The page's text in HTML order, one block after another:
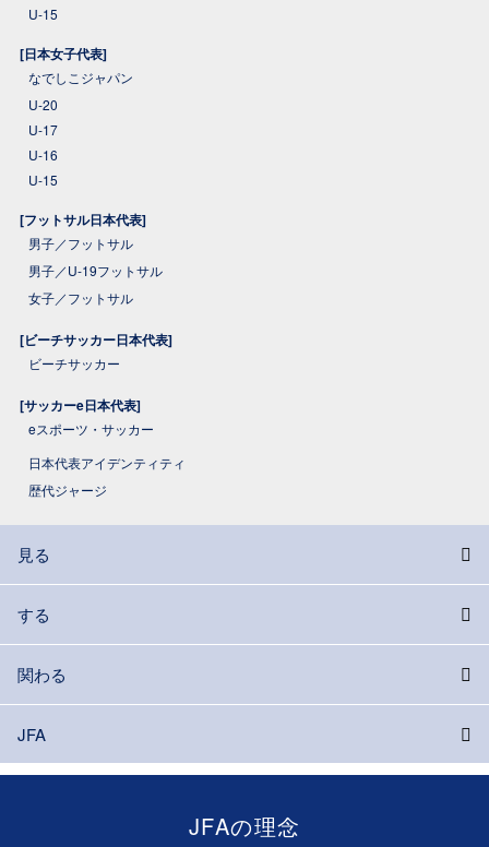
U-15
[日本女子代表]
なでしこジャパン
U-20
U-17
U-16
U-15
[フットサル日本代表]
男子／フットサル
男子／U-19フットサル
女子／フットサル
[ビーチサッカー日本代表]
ビーチサッカー
[サッカーe日本代表]
eスポーツ・サッカー
日本代表アイデンティティ
歴代ジャージ
見る
する
関わる
JFA
JFAの理念